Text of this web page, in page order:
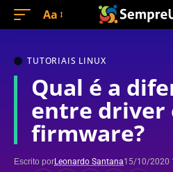
Aa
TUTORIAIS LINUX
Qual é a
entre driver
firmware?
Escrito porLeonardo Santana15/10/2020